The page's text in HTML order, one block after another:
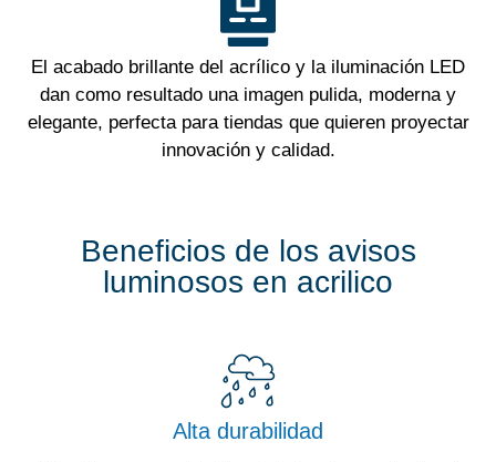
El acabado brillante del acrílico y la iluminación LED
dan como resultado una imagen pulida, moderna y
elegante, perfecta para tiendas que quieren proyectar
innovación y calidad.
Beneficios de los avisos
luminosos en acrilico
Alta durabilidad